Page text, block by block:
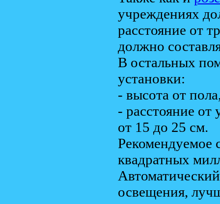
учреждениях
расстояние от
должно
В остальных
установки:
- высота от
- расстояние от
от 15 до 25 см.
Рекомендуемое
квадратных
освещения,